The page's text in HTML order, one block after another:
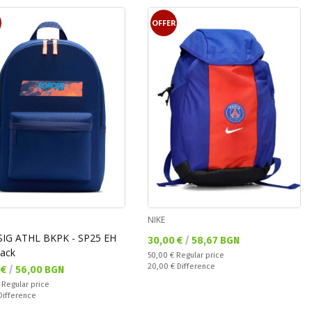
ATHL BKPK - SP25 EH
цена:
/ 56,00 BGN
price:
Regular price
OFFER
NIKE
Текуща цена:
30,00 € / 58,67 BGN
Regular price:
50,00 € Regular price
Спестявате:
20,00 € Difference